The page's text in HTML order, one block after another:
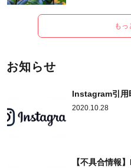
もっ
お知らせ
Instagram引用
2020.10.28
【不具合情報